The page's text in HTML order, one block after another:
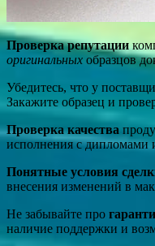
Проверка репутации
оригинальных образцов
Убедитесь, что у
Закажите образец и
Проверка качества
исполнения с дипломами
Понятные условия
внесения изменений в
Не забывайте про
наличие поддержки и